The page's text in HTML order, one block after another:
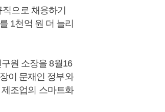
으로 채용하기
1천억 원 더 늘리
원 소장을 8월16
이 문재인 정부와
조업의 스마트화